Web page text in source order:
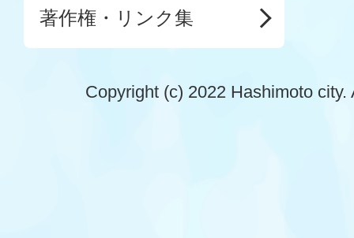
著作権・リンク集
Copyright (c) 2022 Hashimoto